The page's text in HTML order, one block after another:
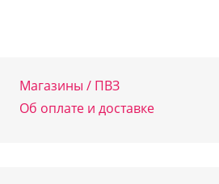
Магазины / ПВЗ
Об оплате и доставке